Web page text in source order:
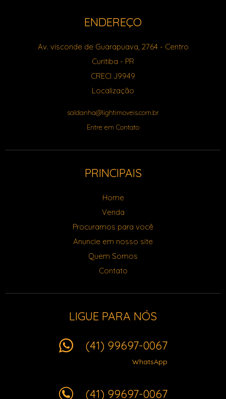
ENDEREÇO
Av. visconde de Guarapuava, 2764- Centro
Curitiba - PR
CRECI J9949
Localização
saldanha@lightimoveis.com.br
Entre em Contato
PRINCIPAIS
Home
Venda
Procuramos para você
Anuncie em nosso site
Quem Somos
Contato
LIGUE PARA NÓS
(41) 99697-0067
WhatsApp
(41) 99697-0067